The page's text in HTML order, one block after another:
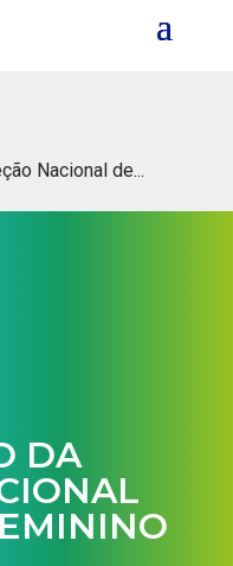
Nacional de...
DA